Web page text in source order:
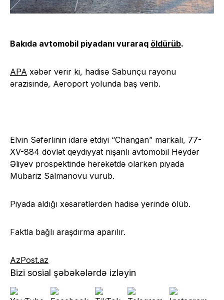
Bakıda avtomobil piyadanı vuraraq öldürüb.
APA xəbər verir ki, hadisə Sabunçu rayonu
ərazisində, Aeroport yolunda baş verib.
Elvin Səfərlinin idarə etdiyi “Changan” markalı, 77-
XV-884 dövlət qeydiyyat nişanlı avtomobil Heydər
Əliyev prospektində hərəkətdə olarkən piyada
Mübariz Salmanovu vurub.
Piyada aldığı xəsarətlərdən hadisə yerində ölüb.
Faktla bağlı araşdırma aparılır.
AzPost.az
Bizi sosial şəbəkələrdə izləyin